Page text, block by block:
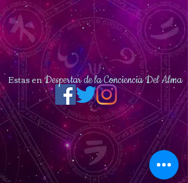
Estas enDespertar de la Conciencia Del Alma